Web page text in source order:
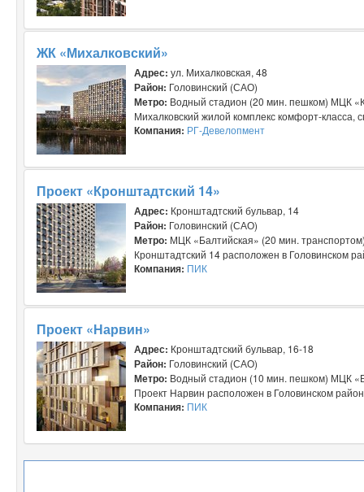
ЖК «Михалковский»
Адрес: ул. Михалковская, 48
Район: Головинский (САО)
Метро: Водный стадион (20 мин. пешком) МЦК
Михалковский жилой комплекс комфорт-
Компания: РГ-Девелопмент
Проект «Кронштадтский 14»
Адрес: Кронштадтский бульвар, 14
Район: Головинский (САО)
Метро: МЦК «Балтийская» (20 мин.
Кронштадтский 14 расположен в Головинском
Компания: ПИК
Проект «Нарвин»
Адрес: Кронштадтский бульвар, 16-18
Район: Головинский (САО)
Метро: Водный стадион (10 мин. пешком) МЦК
Проект Нарвин расположен в Головинском
Компания: ПИК